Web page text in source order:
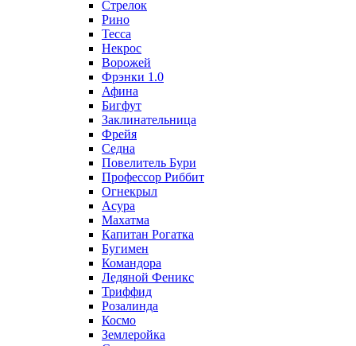
Стрелок
Рино
Тесса
Некрос
Ворожей
Фрэнки 1.0
Афина
Бигфут
Заклинательница
Фрейя
Седна
Повелитель Бури
Профеcсор Риббит
Огнекрыл
Асура
Махатма
Капитан Рогатка
Бугимен
Командора
Ледяной Феникс
Триффид
Розалинда
Космо
Землеройка